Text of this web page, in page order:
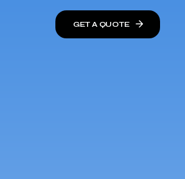
GET A QUOTE